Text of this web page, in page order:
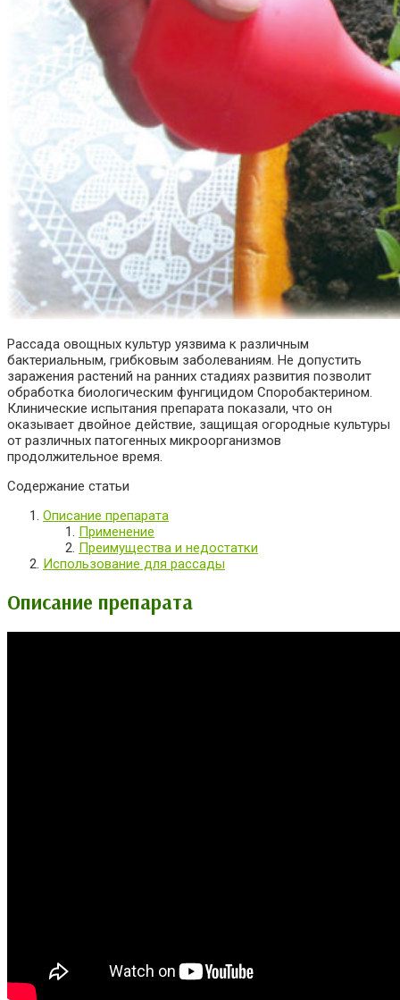
Рассада овощных культур уязвима к различным
бактериальным, грибковым заболеваниям. Не допустить
заражения растений на ранних стадиях развития позволит
обработка биологическим фунгицидом Споробактерином.
Клинические испытания препарата показали, что он
оказывает двойное действие, защищая огородные культуры
от различных патогенных микроорганизмов
продолжительное время.
Содержание статьи
Описание препарата
Применение
Преимущества и недостатки
Использование для рассады
Описание препарата